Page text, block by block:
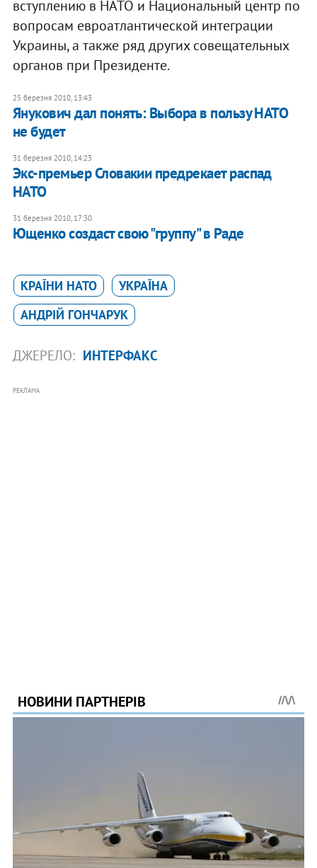
вступлению в НАТО и Национальный центр по
вопросам евроатлантической интеграции
Украины, а также ряд других совещательных
органов при Президенте.
25 березня 2010, 13:43
Янукович дал понять: Выбора в пользу НАТО
не будет
31 березня 2010, 14:23
Экс-премьер Словакии предрекает распад
НАТО
31 березня 2010, 17:30
Ющенко создаст свою "группу" в Раде
КРАЇНИ НАТО
УКРАЇНА
АНДРІЙ ГОНЧАРУК
ДЖЕРЕЛО: ИНТЕРФАКС
РЕКЛАМА